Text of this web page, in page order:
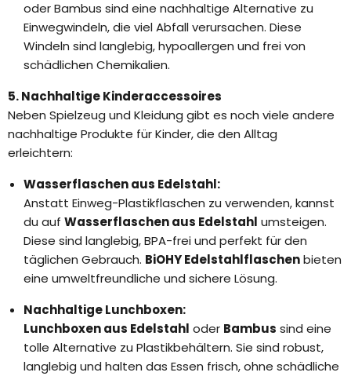
oder Bambus sind eine nachhaltige Alternative zu
Einwegwindeln, die viel Abfall verursachen. Diese
Windeln sind langlebig, hypoallergen und frei von
schädlichen Chemikalien.
5. Nachhaltige Kinderaccessoires
Neben Spielzeug und Kleidung gibt es noch viele andere
nachhaltige Produkte für Kinder, die den Alltag
erleichtern:
Wasserflaschen aus Edelstahl:
Anstatt Einweg-Plastikflaschen zu verwenden, kannst
du auf Wasserflaschen aus Edelstahl umsteigen.
Diese sind langlebig, BPA-frei und perfekt für den
täglichen Gebrauch. BiOHY Edelstahlflaschenbieten
eine umweltfreundliche und sichere Lösung.
Nachhaltige Lunchboxen:
Lunchboxen aus Edelstahl oder Bambus sind eine
tolle Alternative zu Plastikbehältern. Sie sind robust,
langlebig und halten das Essen frisch, ohne schädliche